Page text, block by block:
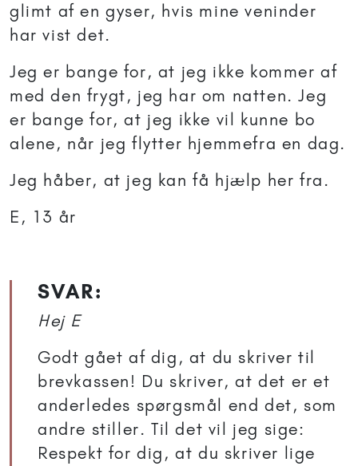
glimt af en gyser, hvis mine veninder
har vist det.
Jeg er bange for, at jeg ikke kommer af
med den frygt, jeg har om natten. Jeg
er bange for, at jeg ikke vil kunne bo
alene, når jeg flytter hjemmefra en dag.
Jeg håber, at jeg kan få hjælp her fra.
E, 13 år
SVAR:
Hej E
Godt gået af dig, at du skriver til
brevkassen! Du skriver, at det er et
anderledes spørgsmål end det, som
andre stiller. Til det vil jeg sige:
Respekt for dig, at du skriver lige